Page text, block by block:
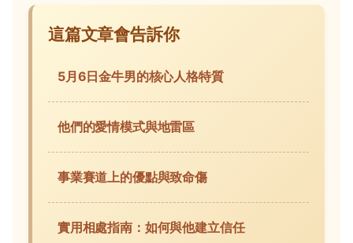
這篇文章會告訴你
5月6日金牛男的核心人格特質
他們的愛情模式與地雷區
事業賽道上的優點與致命傷
實用相處指南：如何與他建立信任